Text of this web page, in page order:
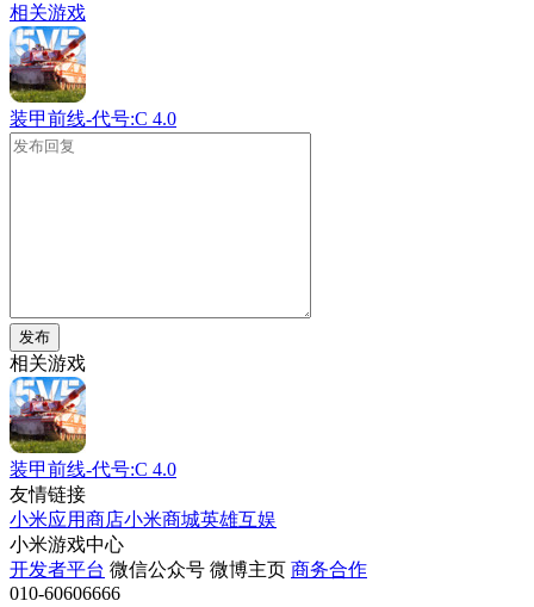
相关游戏
装甲前线-代号:C 4.0
发布
相关游戏
装甲前线-代号:C 4.0
友情链接
小米应用商店小米商城英雄互娱
小米游戏中心
开发者平台 微信公众号 微博主页 商务合作
010-60606666